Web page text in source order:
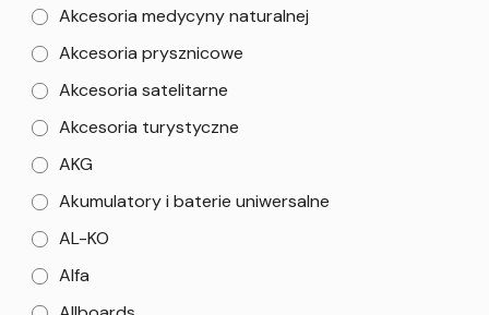
Akcesoria medycyny naturalnej
Akcesoria prysznicowe
Akcesoria satelitarne
Akcesoria turystyczne
AKG
Akumulatory i baterie uniwersalne
AL-KO
Alfa